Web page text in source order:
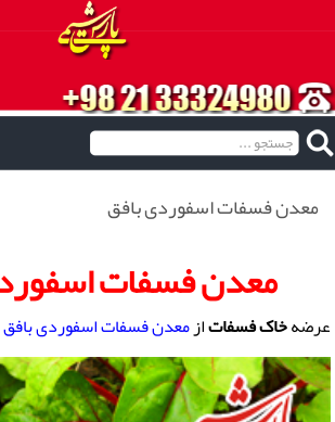
معدن فسفات اسفوردی بافق
معدن فسفات
عرضهخاک فسفاتازمعدن فسفات اسفوردی بافق